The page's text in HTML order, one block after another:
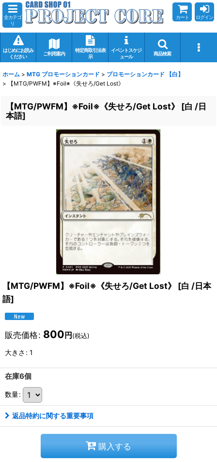
全カテゴ
リ
カート ログイン
はじめにお読み
ください
ご利用案内
特定商取引法表
示
イベントスケジ
ュール
商品検索
ホーム > MTG プロモーションカード > プロモーションカード 【白】
>
【MTG/PWFM】※Foil※《失せろ/Get Lost》
【MTG/PWFM】※Foil※《失せろ/Get Lost》 [白 /日
本語]
【MTG/PWFM】※Foil※《失せろ/Get Lost》 [白 /日本
語]
販売価格: 800 円 (税込)
大きさ : 1
在庫6個
数量:
返品特約に関する重要事項
購入する